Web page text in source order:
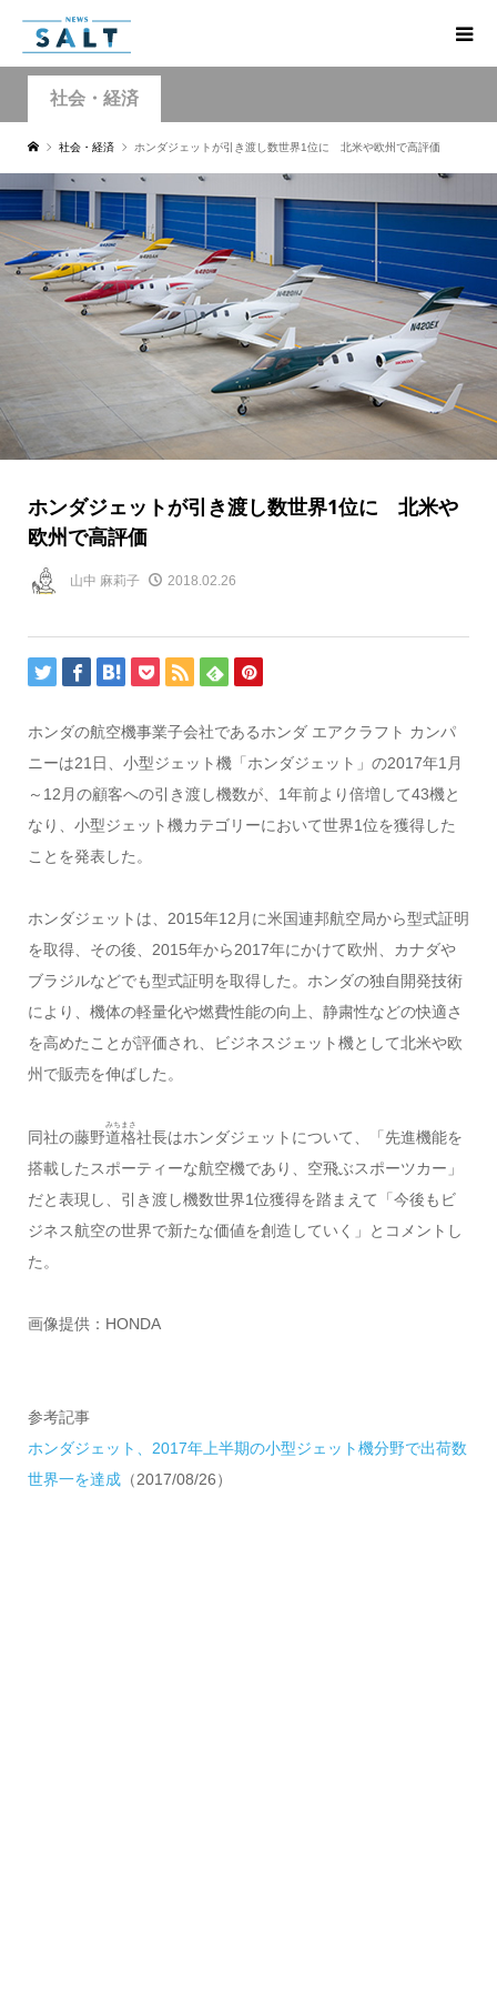
社会・経済
社会・経済 ホンダジェットが引き渡し数世界1位に 北米や欧州で高評価
ホンダジェットが引き渡し数世界1位に 北米や
欧州で高評価
山中 麻莉子 2018.02.26
ホンダの航空機事業子会社であるホンダ エアクラフト カンパ
ニーは21日、小型ジェット機「ホンダジェット」の2017年1月
～12月の顧客への引き渡し機数が、1年前より倍増して43機と
なり、小型ジェット機カテゴリーにおいて世界1位を獲得した
ことを発表した。
ホンダジェットは、2015年12月に米国連邦航空局から型式証明
を取得、その後、2015年から2017年にかけて欧州、カナダや
ブラジルなどでも型式証明を取得した。ホンダの独自開発技術
により、機体の軽量化や燃費性能の向上、静粛性などの快適さ
を高めたことが評価され、ビジネスジェット機として北米や欧
州で販売を伸ばした。
同社の藤野道格
みちまさ
社長はホンダジェットについて、「先進機能を
搭載したスポーティーな航空機であり、空飛ぶスポーツカー」
だと表現し、引き渡し機数世界1位獲得を踏まえて「今後もビ
ジネス航空の世界で新たな価値を創造していく」とコメントし
た。
画像提供：HONDA
参考記事
ホンダジェット、2017年上半期の小型ジェット機分野で出荷数
世界一を達成（2017/08/26）